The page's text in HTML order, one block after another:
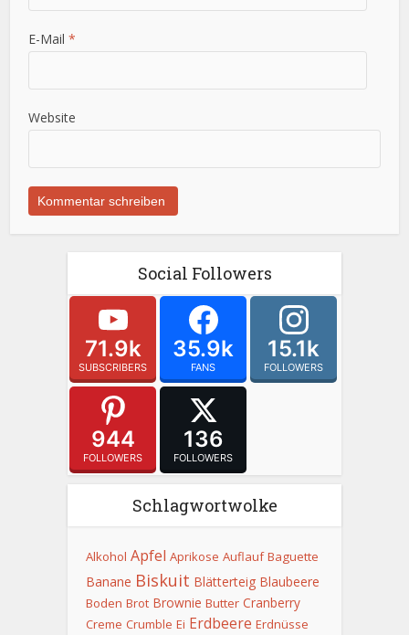
E-Mail*
Website
Social Followers
71.9k
SUBSCRIBERS
35.9k
FANS
15.1k
FOLLOWERS
944
FOLLOWERS
136
FOLLOWERS
Schlagwortwolke
Alkohol Apfel Aprikose Auflauf Baguette
Banane Biskuit Blätterteig Blaubeere
Boden Brot Brownie Butter Cranberry
Creme Crumble Ei Erdbeere Erdnüsse